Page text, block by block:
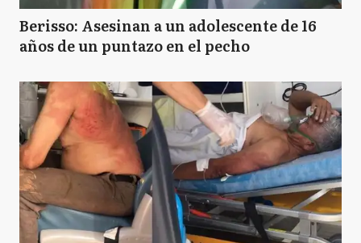
Berisso: Asesinan a un adolescente de 16
años de un puntazo en el pecho